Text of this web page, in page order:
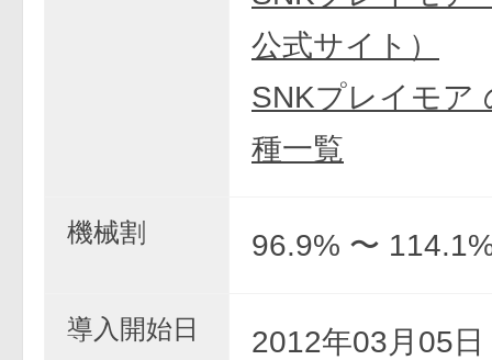
公式サイト）
SNKプレイモア
種一覧
機械割 96.9% 〜
導入開始日 2012年03月05日